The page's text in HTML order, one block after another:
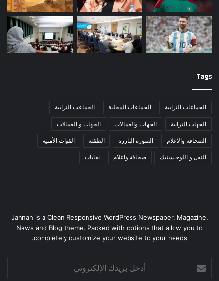
Tags
الجماعات الترابية الجماعات المحلية الجماعت الترابية
الجهات الترابية الجهات والعمالات الجهات و العمالات
الصحافة والاعلام الصورة البارزة الطقثة القوات الأمنية
النقل و اللوجيستيك صحافة واعلام نقابات
Jannah is a Clean Responsive WordPress Newspaper, Magazine,
News and Blog theme. Packed with options that allow you to
completely customize your website to your needs.
بريدك